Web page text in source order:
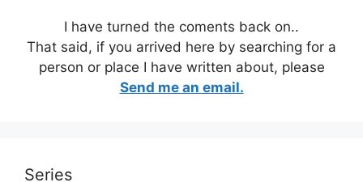
I have turned the coments back on..
That said, if you arrived here by searching for a
person or place I have written about, please
Send me an email.
Series